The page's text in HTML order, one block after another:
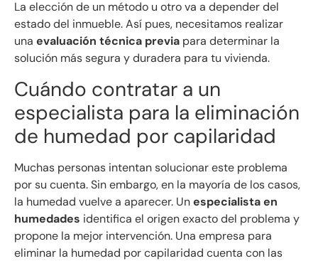
La elección de un método u otro va a depender del
estado del inmueble. Así pues, necesitamos realizar
una evaluación técnica previa para determinar la
solución más segura y duradera para tu vivienda.
Cuándo contratar a un
especialista para la eliminación
de humedad por capilaridad
Muchas personas intentan solucionar este problema
por su cuenta. Sin embargo, en la mayoría de los casos,
la humedad vuelve a aparecer. Unespecialista en
humedades identifica el origen exacto del problema y
propone la mejor intervención. Una empresa para
eliminar la humedad por capilaridad cuenta con las